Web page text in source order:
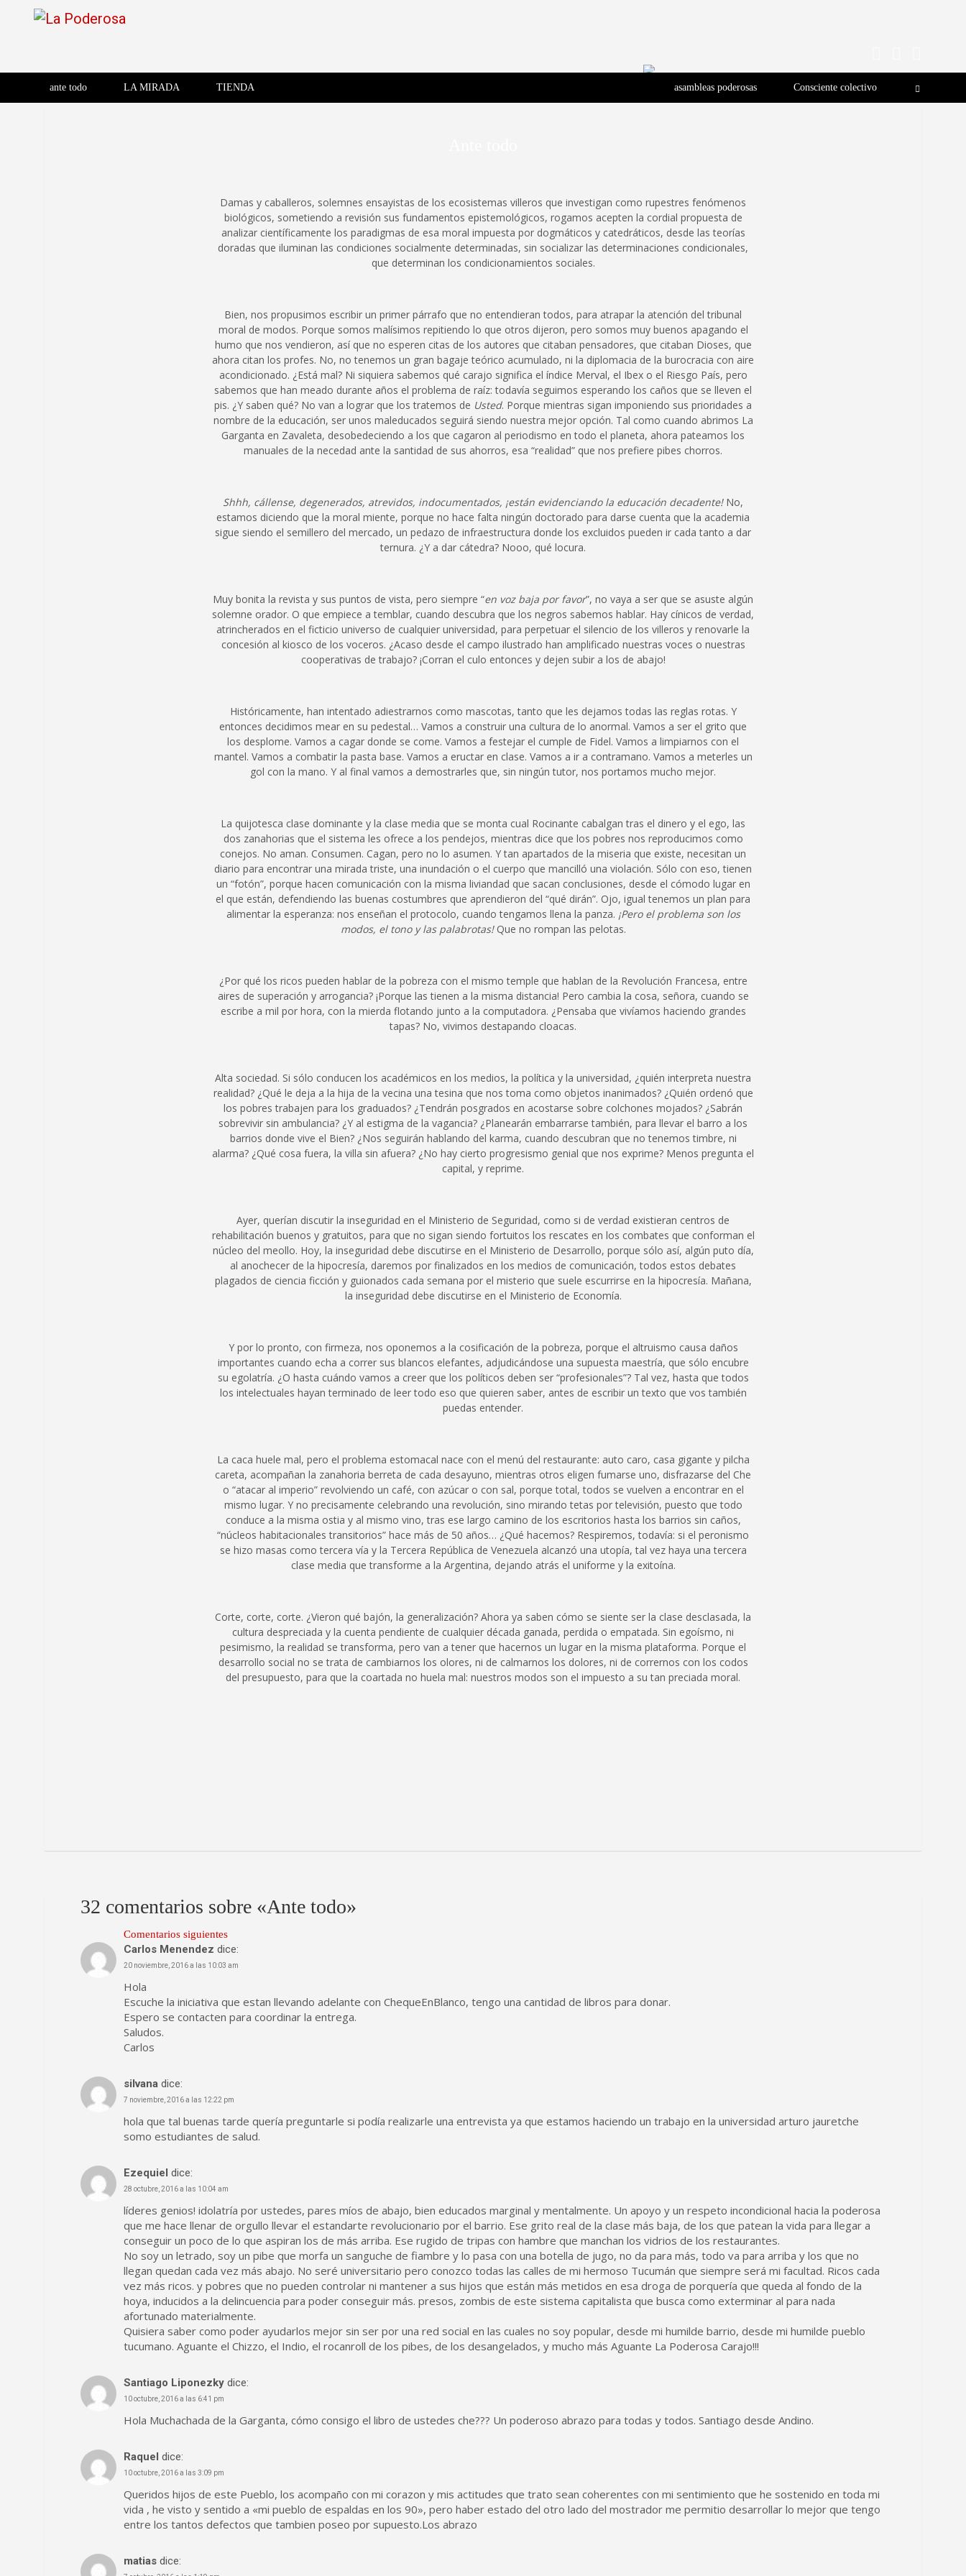
La Poderosa
brazo literario del movimiento
La Poderosa
Revista de cultura villera, brazo literario del movimiento La Poderosa.
ante todo LA MIRADA TIENDA asambleas poderosas Consciente colectivo
Damas y caballeros, solemnes ensayistas de los ecosistemas villeros que investigan como rupestres fenómenos
biológicos, sometiendo a revisión sus fundamentos epistemológicos, rogamos acepten la cordial propuesta de
analizar científicamente los paradigmas de esa moral impuesta por dogmáticos y catedráticos, desde las teorías
doradas que iluminan las condiciones socialmente determinadas, sin socializar las determinaciones condicionales,
que determinan los condicionamientos sociales.
Bien, nos propusimos escribir un primer párrafo que no entendieran todos, para atrapar la atención del tribunal
moral de modos. Porque somos malísimos repitiendo lo que otros dijeron, pero somos muy buenos apagando el
humo que nos vendieron, así que no esperen citas de los autores que citaban pensadores, que citaban Dioses, que
ahora citan los profes. No, no tenemos un gran bagaje teórico acumulado, ni la diplomacia de la burocracia con aire
acondicionado. ¿Está mal? Ni siquiera sabemos qué carajo significa el índice Merval, el Ibex o el Riesgo País, pero
sabemos que han meado durante años el problema de raíz: todavía seguimos esperando los caños que se lleven el
pis. ¿Y saben qué? No van a lograr que los tratemos de Usted. Porque mientras sigan imponiendo sus prioridades a
nombre de la educación, ser unos maleducados seguirá siendo nuestra mejor opción. Tal como cuando abrimos La
Garganta en Zavaleta, desobedeciendo a los que cagaron al periodismo en todo el planeta, ahora pateamos los
manuales de la necedad ante la santidad de sus ahorros, esa “realidad” que nos prefiere pibes chorros.
Shhh, cállense, degenerados, atrevidos, indocumentados, ¡están evidenciando la educación decadente!No,
estamos diciendo que la moral miente, porque no hace falta ningún doctorado para darse cuenta que la academia
sigue siendo el semillero del mercado, un pedazo de infraestructura donde los excluidos pueden ir cada tanto a dar
ternura. ¿Y a dar cátedra? Nooo, qué locura.
Muy bonita la revista y sus puntos de vista, pero siempre “en voz baja por favor”, no vaya a ser que se asuste algún
solemne orador. O que empiece a temblar, cuando descubra que los negros sabemos hablar. Hay cínicos de verdad,
atrincherados en el ficticio universo de cualquier universidad, para perpetuar el silencio de los villeros y renovarle la
concesión al kiosco de los voceros. ¿Acaso desde el campo ilustrado han amplificado nuestras voces o nuestras
cooperativas de trabajo? ¡Corran el culo entonces y dejen subir a los de abajo!
Históricamente, han intentado adiestrarnos como mascotas, tanto que les dejamos todas las reglas rotas. Y
entonces decidimos mear en su pedestal… Vamos a construir una cultura de lo anormal. Vamos a ser el grito que
los desplome. Vamos a cagar donde se come. Vamos a festejar el cumple de Fidel. Vamos a limpiarnos con el
mantel. Vamos a combatir la pasta base. Vamos a eructar en clase. Vamos a ir a contramano. Vamos a meterles un
gol con la mano. Y al final vamos a demostrarles que, sin ningún tutor, nos portamos mucho mejor.
La quijotesca clase dominante y la clase media que se monta cual Rocinante cabalgan tras el dinero y el ego, las
dos zanahorias que el sistema les ofrece a los pendejos, mientras dice que los pobres nos reproducimos como
conejos. No aman. Consumen. Cagan, pero no lo asumen. Y tan apartados de la miseria que existe, necesitan un
diario para encontrar una mirada triste, una inundación o el cuerpo que mancilló una violación. Sólo con eso, tienen
un “fotón”, porque hacen comunicación con la misma liviandad que sacan conclusiones, desde el cómodo lugar en
el que están, defendiendo las buenas costumbres que aprendieron del “qué dirán”. Ojo, igual tenemos un plan para
alimentar la esperanza: nos enseñan el protocolo, cuando tengamos llena la panza. ¡Pero el problema son los
modos, el tono y las palabrotas!Que no rompan las pelotas.
¿Por qué los ricos pueden hablar de la pobreza con el mismo temple que hablan de la Revolución Francesa, entre
aires de superación y arrogancia? ¡Porque las tienen a la misma distancia! Pero cambia la cosa, señora, cuando se
escribe a mil por hora, con la mierda flotando junto a la computadora. ¿Pensaba que vivíamos haciendo grandes
tapas? No, vivimos destapando cloacas.
Alta sociedad. Si sólo conducen los académicos en los medios, la política y la universidad, ¿quién interpreta nuestra
realidad? ¿Qué le deja a la hija de la vecina una tesina que nos toma como objetos inanimados? ¿Quién ordenó que
los pobres trabajen para los graduados? ¿Tendrán posgrados en acostarse sobre colchones mojados? ¿Sabrán
sobrevivir sin ambulancia? ¿Y al estigma de la vagancia? ¿Planearán embarrarse también, para llevar el barro a los
barrios donde vive el Bien? ¿Nos seguirán hablando del karma, cuando descubran que no tenemos timbre, ni
alarma? ¿Qué cosa fuera, la villa sin afuera? ¿No hay cierto progresismo genial que nos exprime? Menos pregunta el
capital, y reprime.
Ayer, querían discutir la inseguridad en el Ministerio de Seguridad, como si de verdad existieran centros de
rehabilitación buenos y gratuitos, para que no sigan siendo fortuitos los rescates en los combates que conforman el
núcleo del meollo. Hoy, la inseguridad debe discutirse en el Ministerio de Desarrollo, porque sólo así, algún puto día,
al anochecer de la hipocresía, daremos por finalizados en los medios de comunicación, todos estos debates
plagados de ciencia ficción y guionados cada semana por el misterio que suele escurrirse en la hipocresía. Mañana,
la inseguridad debe discutirse en el Ministerio de Economía.
Y por lo pronto, con firmeza, nos oponemos a la cosificación de la pobreza, porque el altruismo causa daños
importantes cuando echa a correr sus blancos elefantes, adjudicándose una supuesta maestría, que sólo encubre
su egolatría. ¿O hasta cuándo vamos a creer que los políticos deben ser “profesionales”? Tal vez, hasta que todos
los intelectuales hayan terminado de leer todo eso que quieren saber, antes de escribir un texto que vos también
puedas entender.
La caca huele mal, pero el problema estomacal nace con el menú del restaurante: auto caro, casa gigante y pilcha
careta, acompañan la zanahoria berreta de cada desayuno, mientras otros eligen fumarse uno, disfrazarse del Che
o “atacar al imperio” revolviendo un café, con azúcar o con sal, porque total, todos se vuelven a encontrar en el
mismo lugar. Y no precisamente celebrando una revolución, sino mirando tetas por televisión, puesto que todo
conduce a la misma ostia y al mismo vino, tras ese largo camino de los escritorios hasta los barrios sin caños,
“núcleos habitacionales transitorios” hace más de 50 años… ¿Qué hacemos? Respiremos, todavía: si el peronismo
se hizo masas como tercera vía y la Tercera República de Venezuela alcanzó una utopía, tal vez haya una tercera
clase media que transforme a la Argentina, dejando atrás el uniforme y la exitoína.
Corte, corte, corte. ¿Vieron qué bajón, la generalización? Ahora ya saben cómo se siente ser la clase desclasada, la
cultura despreciada y la cuenta pendiente de cualquier década ganada, perdida o empatada. Sin egoísmo, ni
pesimismo, la realidad se transforma, pero van a tener que hacernos un lugar en la misma plataforma. Porque el
desarrollo social no se trata de cambiarnos los olores, ni de calmarnos los dolores, ni de corrernos con los codos
del presupuesto, para que la coartada no huela mal: nuestros modos son el impuesto a su tan preciada moral.
32 comentarios sobre «Ante todo»
Navegación
de
comentarios
Comentarios siguientes
Carlos Menendez dice:
20 noviembre, 2016 a las 10:03 am
Hola
Escuche la iniciativa que estan llevando adelante con ChequeEnBlanco, tengo una cantidad de libros para donar.
Espero se contacten para coordinar la entrega.
Saludos.
Carlos
silvana dice:
7 noviembre, 2016 a las 12:22 pm
hola que tal buenas tarde quería preguntarle si podía realizarle una entrevista ya que estamos haciendo un trabajo en la universidad arturo jauretche
somo estudiantes de salud.
Ezequiel dice:
28 octubre, 2016 a las 10:04 am
líderes genios! idolatría por ustedes, pares míos de abajo, bien educados marginal y mentalmente. Un apoyo y un respeto incondicional hacia la poderosa
que me hace llenar de orgullo llevar el estandarte revolucionario por el barrio. Ese grito real de la clase más baja, de los que patean la vida para llegar a
conseguir un poco de lo que aspiran los de más arriba. Ese rugido de tripas con hambre que manchan los vidrios de los restaurantes.
No soy un letrado, soy un pibe que morfa un sanguche de fiambre y lo pasa con una botella de jugo, no da para más, todo va para arriba y los que no
llegan quedan cada vez más abajo. No seré universitario pero conozco todas las calles de mi hermoso Tucumán que siempre será mi facultad. Ricos cada
vez más ricos. y pobres que no pueden controlar ni mantener a sus hijos que están más metidos en esa droga de porquería que queda al fondo de la
hoya, inducidos a la delincuencia para poder conseguir más. presos, zombis de este sistema capitalista que busca como exterminar al para nada
afortunado materialmente.
Quisiera saber como poder ayudarlos mejor sin ser por una red social en las cuales no soy popular, desde mi humilde barrio, desde mi humilde pueblo
tucumano. Aguante el Chizzo, el Indio, el rocanroll de los pibes, de los desangelados, y mucho más Aguante La Poderosa Carajo!!!
Santiago Liponezky dice:
10 octubre, 2016 a las 6:41 pm
Hola Muchachada de la Garganta, cómo consigo el libro de ustedes che??? Un poderoso abrazo para todas y todos. Santiago desde Andino.
Raquel dice:
10 octubre, 2016 a las 3:09 pm
Queridos hijos de este Pueblo, los acompaño con mi corazon y mis actitudes que trato sean coherentes con mi sentimiento que he sostenido en toda mi
vida , he visto y sentido a «mi pueblo de espaldas en los 90», pero haber estado del otro lado del mostrador me permitio desarrollar lo mejor que tengo
entre los tantos defectos que tambien poseo por supuesto.Los abrazo
matias dice: